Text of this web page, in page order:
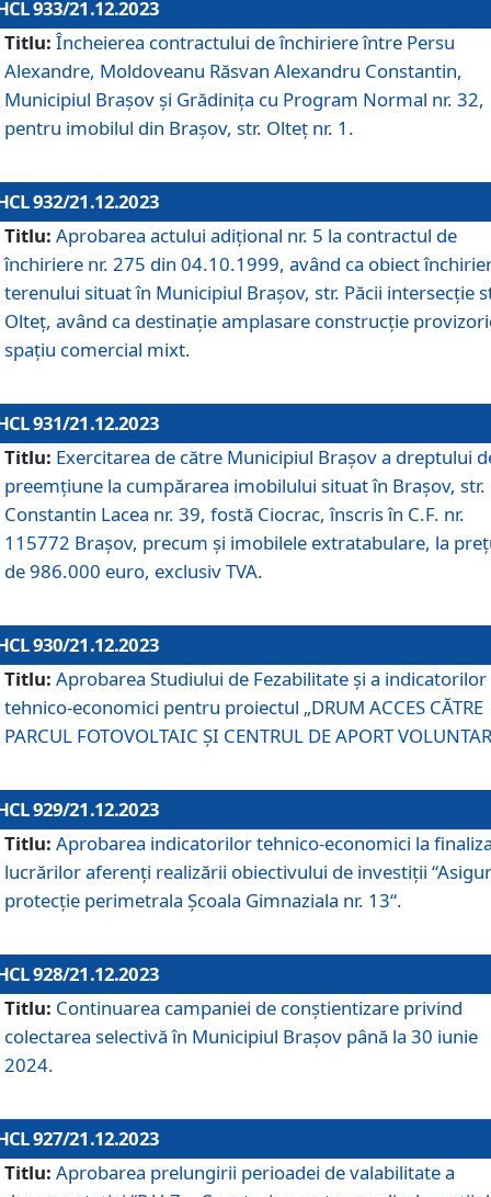
933/21.12.2023
Titlu: Încheierea contractului de închiriere între Persu
Alexandre, Moldoveanu Răsvan Alexandru Constantin,
Municipiul Braşov şi Grădinița cu Program Normal nr. 32,
pentru imobilul din Brașov, str. Olteț nr. 1.
932/21.12.2023
Titlu: Aprobarea actului adițional nr. 5 la contractul de
închiriere nr. 275 din 04.10.1999, având ca obiect
terenului situat în Municipiul Brașov, str. Păcii intersecție
Olteț, având ca destinație amplasare construcție
spațiu comercial mixt.
931/21.12.2023
Titlu: Exercitarea de către Municipiul Brașov a dreptului
preemțiune la cumpărarea imobilului situat în Brașov, str.
Constantin Lacea nr. 39, fostă Ciocrac, înscris în C.F. nr.
115772 Brașov, precum și imobilele extratabulare, la
de 986.000 euro, exclusiv TVA.
930/21.12.2023
Titlu: Aprobarea Studiului de Fezabilitate și a indicatorilor
tehnico-economici pentru proiectul „DRUM ACCES CĂTRE
PARCUL FOTOVOLTAIC ȘI CENTRUL DE APORT
929/21.12.2023
Titlu: Aprobarea indicatorilor tehnico-economici la
lucrărilor aferenți realizării obiectivului de investiții
protecție perimetrala Școala Gimnaziala nr. 13“.
928/21.12.2023
Titlu: Continuarea campaniei de conștientizare privind
colectarea selectivă în Municipiul Braşov până la 30 iunie
2024.
927/21.12.2023
Titlu: Aprobarea prelungirii perioadei de valabilitate a